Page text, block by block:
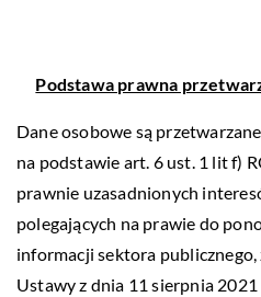
Podstawa prawna
Dane osobowe są
na podstawie art. 6 ust. 1 lit f)
prawnie uzasadnionych
polegających na prawie do
informacji sektora publicznego,
Ustawy z dnia 11 sierpnia